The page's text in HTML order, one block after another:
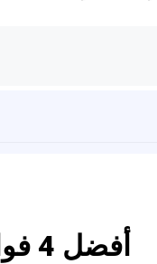
أفضل 4 فوائد لاستخدام أحزمة الورك